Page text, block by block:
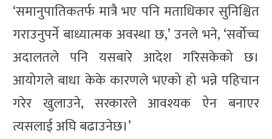
‘समानुपातिकतर्फ मात्रै भए पनि मताधिकार सुनिश्चित
गराउनुपर्ने बाध्यात्मक अवस्था छ,’ उनले भने, ‘सर्वोच्च
अदालतले पनि यसबारे आदेश गरिसकेको छ।
आयोगले बाधा केके कारणले भएको हो भन्ने पहिचान
गरेर खुलाउने, सरकारले आवश्यक ऐन बनाएर
त्यसलाई अघि बढाउनेछ।’